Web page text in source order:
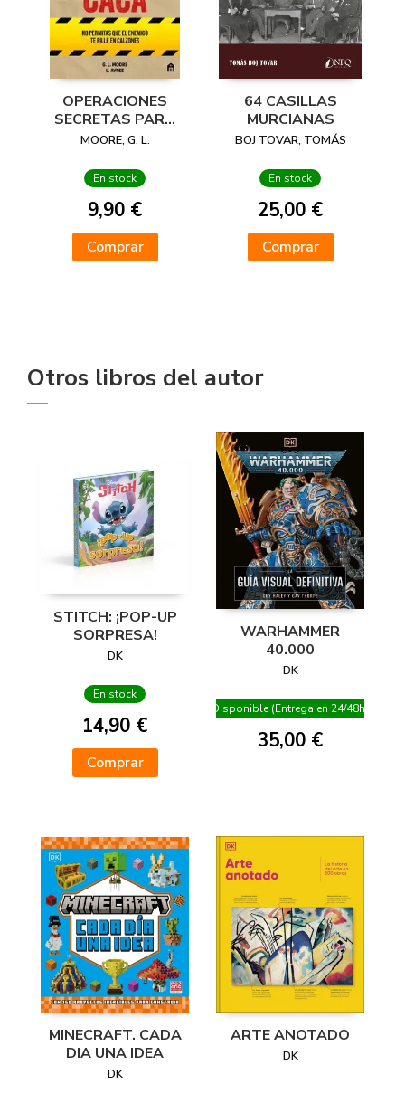
OPERACIONES
SECRETAS PARA
RESOLVER
CACA
MOORE, G. L.
En stock
9,90 €
Comprar
64 CASILLAS
MURCIANAS
BOJ TOVAR, TOMÁS
En stock
25,00 €
Comprar
Otros libros del autor
STITCH: ¡POP-UP
SORPRESA!
DK
En stock
14,90 €
Comprar
WARHAMMER
40.000
DK
Disponible (Entrega en 24/48h)
35,00 €
MINECRAFT. CADA
DIA UNA IDEA
DK
ARTE ANOTADO
DK